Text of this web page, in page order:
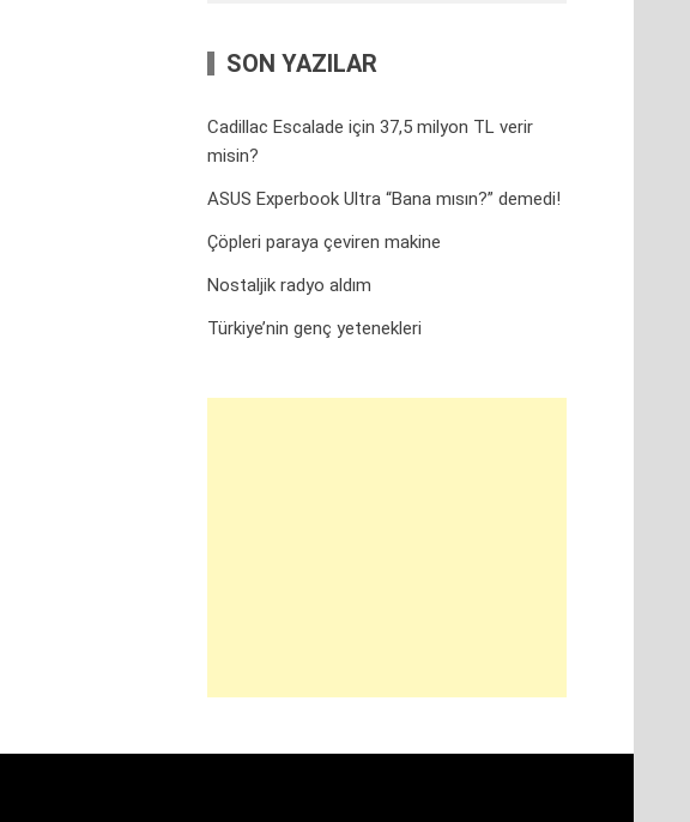
SON YAZILAR
Cadillac Escalade için 37,5 milyon TL verir
misin?
ASUS Experbook Ultra “Bana mısın?” demedi!
Çöpleri paraya çeviren makine
Nostaljik radyo aldım
Türkiye’nin genç yetenekleri